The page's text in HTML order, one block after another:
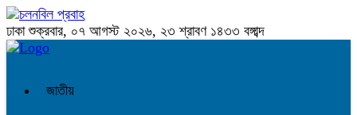
ঢাকাশুক্রবার, ০৭ আগস্ট ২০২৬, ২৩ শ্রাবণ ১৪৩৩ বঙ্গাব্দ
জাতীয়